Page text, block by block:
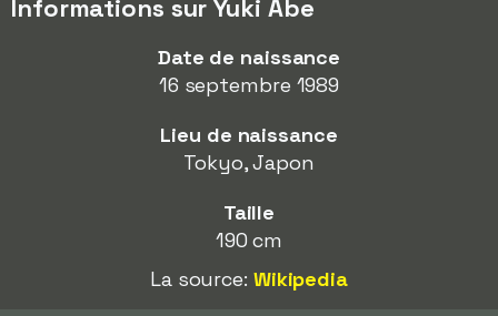
Informations sur Yuki Abe
Date de naissance
16 septembre 1989
Lieu de naissance
Tokyo, Japon
Taille
190 cm
La source: Wikipedia